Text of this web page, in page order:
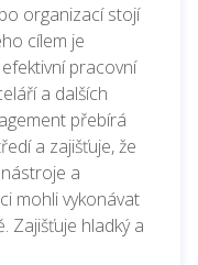
organizací stojí
cílem je
pracovní
a dalších
přebírá
a zajišťuje, že
a
mohli vykonávat
Zajišťuje hladký a